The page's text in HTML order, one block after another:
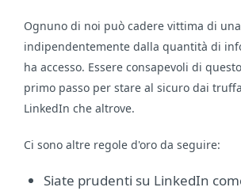
Ognuno di noi può cadere vittima di
indipendentemente dalla quantità di
ha accesso. Essere consapevoli di
primo passo per stare al sicuro dai
LinkedIn che altrove.
Ci sono altre regole d'oro da seguire:
Siate prudenti su LinkedIn